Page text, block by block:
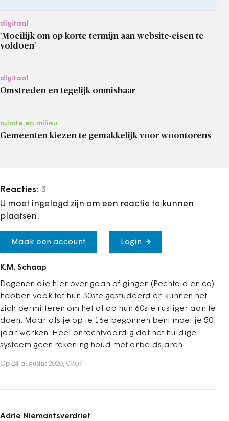
digitaal
'Moeilijk om op korte termijn aan website-eisen te
voldoen'
digitaal
Omstreden en tegelijk onmisbaar
ruimte en milieu
Gemeenten kiezen te gemakkelijk voor woontorens
Reacties: 3
U moet ingelogd zijn om een reactie te kunnen
plaatsen.
Maak een account Login
K.M. Schaap
Degenen die hier over gaan of gingen (Pechtold en co)
hebben vaak tot hun 30ste gestudeerd en kunnen het
zich permitteren om het al op hun 60ste rustiger aan te
doen. Maar als je op je 16e begonnen bent moet je 50
jaar werken. Heel onrechtvaardig dat het huidige
systeem geen rekening houd met arbeidsjaren.
Op 24 augustus 2020, 09:07
Adrie Niemantsverdriet